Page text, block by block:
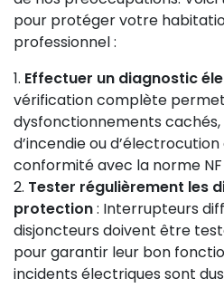
pour protéger votre
professionnel :
Effectuer un diagnostic
vérification complète
dysfonctionnements cachés,
d’incendie ou
conformité avec la norme NF
Tester régulièrement les
protection: Interrupteurs
disjoncteurs doivent être
pour garantir leur bon
incidents électriques sont